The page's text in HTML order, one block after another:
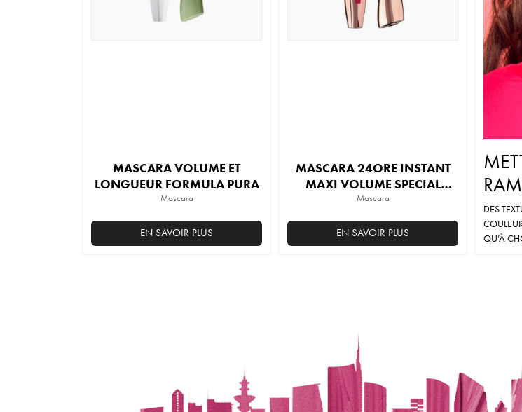
choisies
sur
MASCARA VOLUME ET
LONGUEUR FORMULA PURA
Mascara
EN SAVOIR PLUS
MASCARA 24ORE INSTANT
MAXI VOLUME SPECIAL
INGREDIENT GRENADE
Mascara
EN SAVOIR PLUS
DES
QU’À